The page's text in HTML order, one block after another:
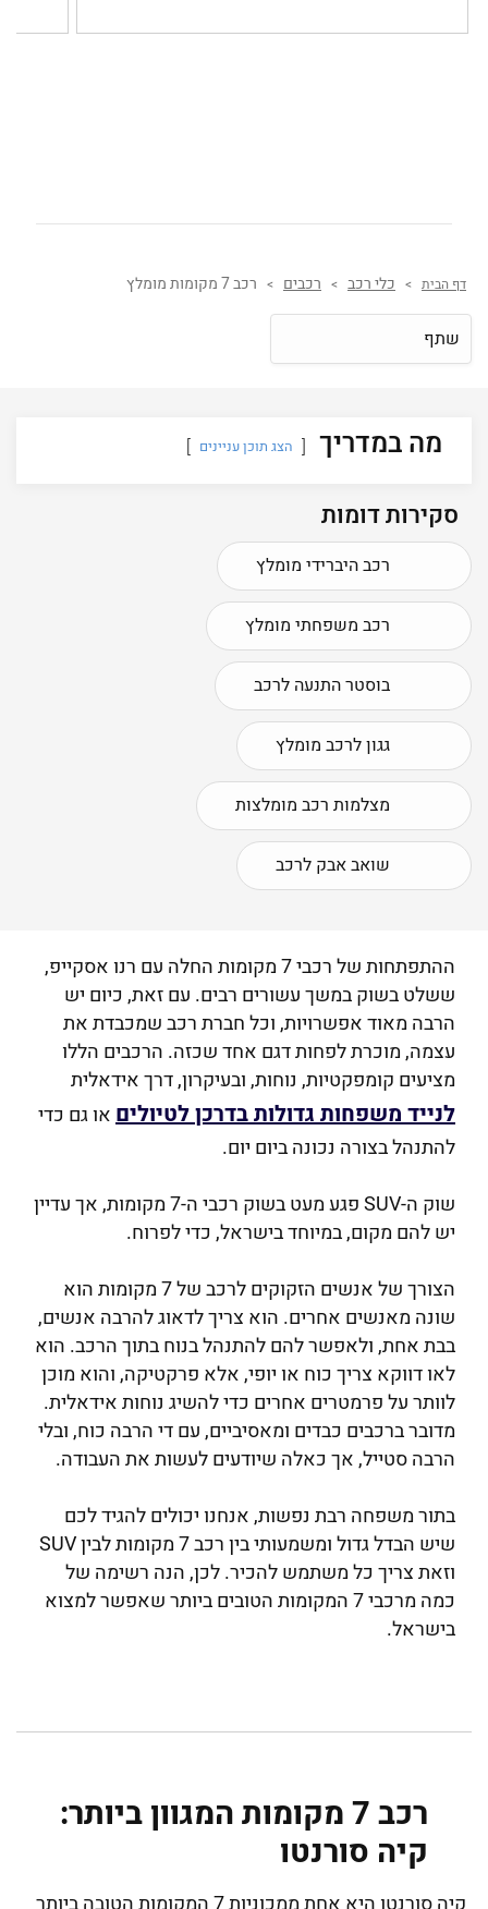
דף הבית > כלי רכב > רכבים > רכב 7 מקומות מומלץ
שתף
מה במדריך הצג תוכן עניינים
סקירות דומות
רכב היברידי מומלץ
רכב משפחתי מומלץ
בוסטר התנעה לרכב
גגון לרכב מומלץ
מצלמות רכב מומלצות
שואב אבק לרכב
ההתפתחות של רכבי 7 מקומות החלה עם רנו אסקייפ,
ששלט בשוק במשך עשורים רבים. עם זאת, כיום יש
הרבה מאוד אפשרויות, וכל חברת רכב שמכבדת את
עצמה, מוכרת לפחות דגם אחד שכזה. הרכבים הללו
מציעים קומפקטיות, נוחות, ובעיקרון, דרך אידאלית
לנייד משפחות גדולות בדרכן לטיוליםאו גם כדי
להתנהל בצורה נכונה ביום יום.
שוק ה-SUV פגע מעט בשוק רכבי ה-7 מקומות, אך עדיין
יש להם מקום, במיוחד בישראל, כדי לפרוח.
הצורך של אנשים הזקוקים לרכב של 7 מקומות הוא
שונה מאנשים אחרים. הוא צריך לדאוג להרבה אנשים,
בבת אחת, ולאפשר להם להתנהל בנוח בתוך הרכב. הוא
לאו דווקא צריך כוח או יופי, אלא פרקטיקה, והוא מוכן
לוותר על פרמטרים אחרים כדי להשיג נוחות אידאלית.
מדובר ברכבים כבדים ומאסיביים, עם די הרבה כוח, ובלי
הרבה סטייל, אך כאלה שיודעים לעשות את העבודה.
בתור משפחה רבת נפשות, אנחנו יכולים להגיד לכם
שיש הבדל גדול ומשמעותי בין רכב 7 מקומות לבין SUV
וזאת צריך כל משתמש להכיר. לכן, הנה רשימה של
כמה מרכבי 7 המקומות הטובים ביותר שאפשר למצוא
בישראל.
רכב 7 מקומות המגוון ביותר:
קיה סורנטו